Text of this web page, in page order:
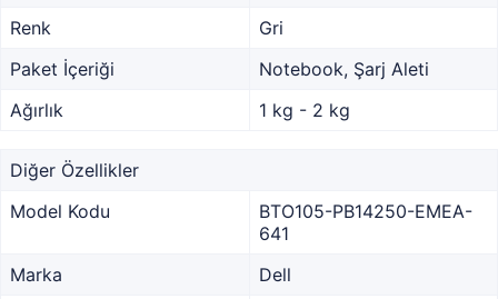
Renk
Gri
Paket İçeriği
Notebook, Şarj Aleti
Ağırlık
1 kg - 2 kg
Diğer Özellikler
Model Kodu
BTO105-PB14250-EMEA-
641
Marka
Dell